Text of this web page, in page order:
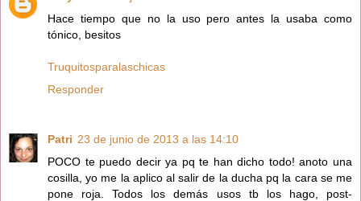
Hace tiempo que no la uso pero antes la usaba como
tónico, besitos
Truquitosparalaschicas
Responder
Patri 23 de junio de 2013 a las 14:10
POCO te puedo decir ya pq te han dicho todo! anoto una
cosilla, yo me la aplico al salir de la ducha pq la cara se me
pone roja. Todos los demás usos tb los hago, post-